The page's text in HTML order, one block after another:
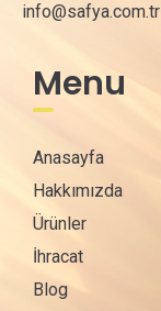
info@safya.com.tr
Menu
Anasayfa
Hakkımızda
Ürünler
İhracat
Blog